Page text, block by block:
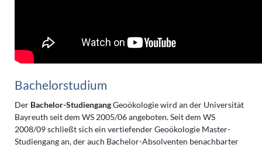
Bachelorstudium
Der Bachelor-StudiengangGeoökologie wird an der Universität
Bayreuth seit dem WS 2005/06 angeboten. Seit dem WS
2008/09 schließt sich ein vertiefender Geoökologie Master-
Studiengang an, der auch Bachelor-Absolventen benachbarter